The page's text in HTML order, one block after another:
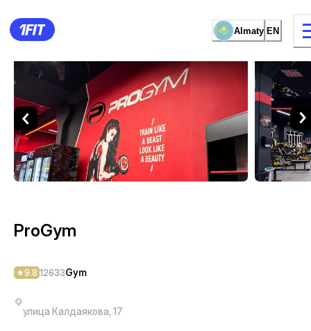
Almaty EN
15 types of classes Female
ProGym — Gym Almaty
ProGym
9.8 12633Gym
улица Калдаякова, 17